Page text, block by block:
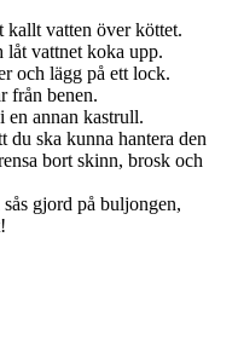
vatten över köttet.
låt vattnet koka upp.
och lägg på ett lock.
från benen.
en annan kastrull.
ska kunna hantera den
bort skinn, brosk och
gjord på buljongen,